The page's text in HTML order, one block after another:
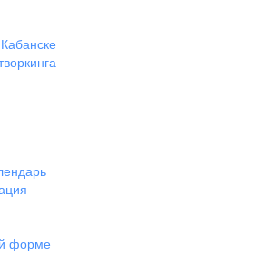
руководителей, которые
и прийти на помощь на твоем
пути
интересно.
форме